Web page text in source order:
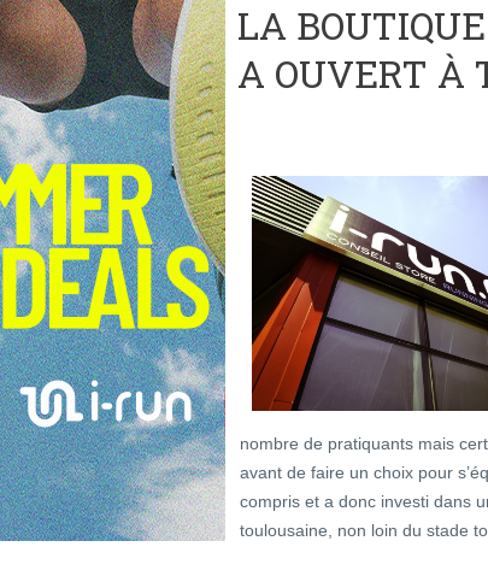
LA
A OUVERT À
nombre de pratiquants mais
avant de faire un choix pour
compris et a donc investi dans
toulousaine, non loin du stade